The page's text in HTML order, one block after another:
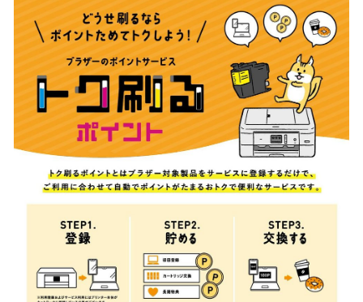
トク刷るポイントとは対象製品をサービスに登録するだけで、
ご利用に合わせて自動でポイントがたまるおトクで便利なサー
ビスです。
※2022年12月現在
▼詳細はこちら
https://online.brother.co.jp/service/tokusuru/
トク刷るポイントとはブラザー対象製品をサービスに登録する
だけで、ご利用に合わせて自動でポイントがたまるおトクで便
利なサービスです。
貯まったポイントは近くのコンビニで使えるギフトや、日頃の
お買い物の決済に使えるポイントに交換できます！
▼対象製品など登録方法の確認はこちら